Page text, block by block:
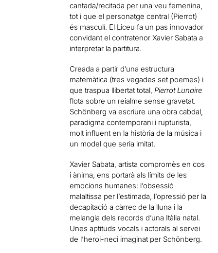
cantada/recitada per una veu femenina,
tot i que el personatge central (Pierrot)
és masculí. El Liceu fa un pas innovador
convidant el contratenor Xavier Sabata a
interpretar la partitura.
Creada a partir d’una estructura
matemàtica (tres vegades set poemes) i
que traspua llibertat total, Pierrot Lunaire
flota sobre un reialme sense gravetat.
Schönberg va escriure una obra cabdal,
paradigma contemporani i rupturista,
molt influent en la història de la música i
un model que seria imitat.
Xavier Sabata, artista compromès en cos
i ànima, ens portarà als límits de les
emocions humanes: l’obsessió
malaltissa per l’estimada, l’opressió per la
decapitació a càrrec de la lluna i la
melangia dels records d’una Itàlia natal.
Unes aptituds vocals i actorals al servei
de l’heroi-neci imaginat per Schönberg.